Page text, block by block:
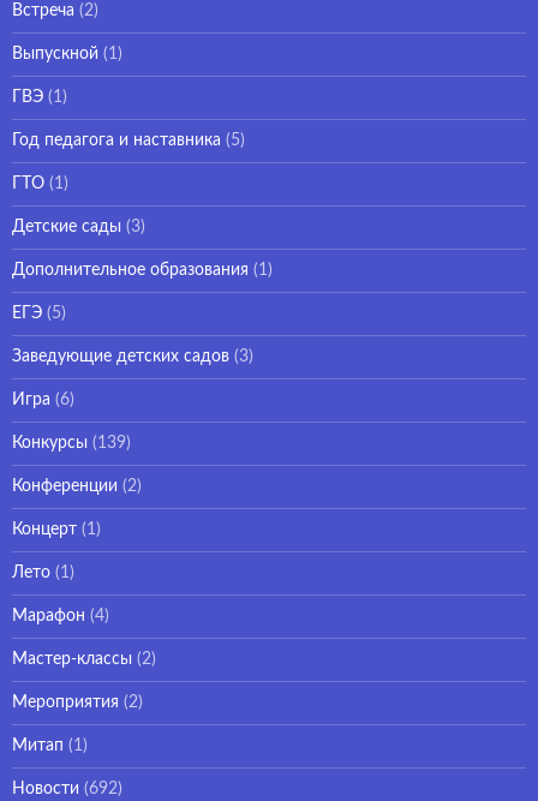
Встреча (2)
Выпускной (1)
ГВЭ (1)
Год педагога и наставника (5)
ГТО (1)
Детские сады (3)
Дополнительное образования (1)
ЕГЭ (5)
Заведующие детских садов (3)
Игра (6)
Конкурсы (139)
Конференции (2)
Концерт (1)
Лето (1)
Марафон (4)
Мастер-классы (2)
Мероприятия (2)
Митап (1)
Новости (692)